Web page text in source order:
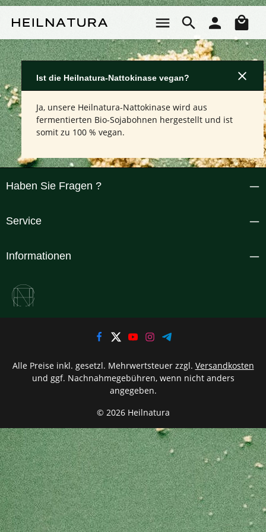
Ist die Heilnatura-Nattokinase vegan?
Ja, unsere Heilnatura-Nattokinase wird aus
fermentierten Bio-Sojabohnen hergestellt und ist
somit zu 100 % vegan.
Haben Sie Fragen ?
Service
Informationen
© 2026 Heilnatura
Alle Preise inkl. gesetzl. Mehrwertsteuer zzgl. Versandkosten
und ggf. Nachnahmegebühren, wenn nicht anders
angegeben.